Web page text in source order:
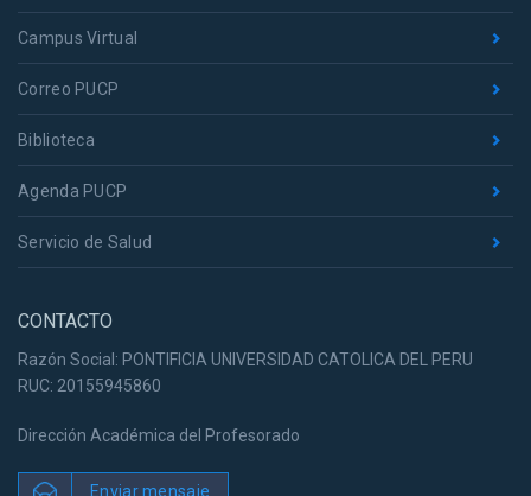
Campus Virtual
Correo PUCP
Biblioteca
Agenda PUCP
Servicio de Salud
CONTACTO
Razón Social: PONTIFICIA UNIVERSIDAD CATOLICA DEL PERU
RUC: 20155945860
Dirección Académica del Profesorado
Enviar mensaje